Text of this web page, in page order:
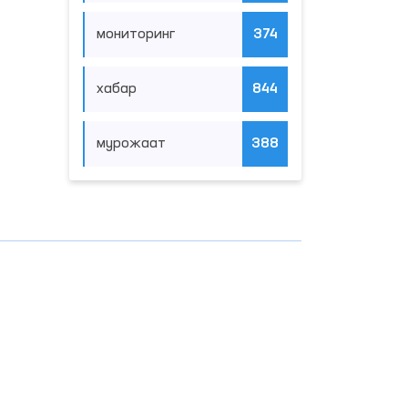
мониторинг 374
хабар 844
мурожаат 388